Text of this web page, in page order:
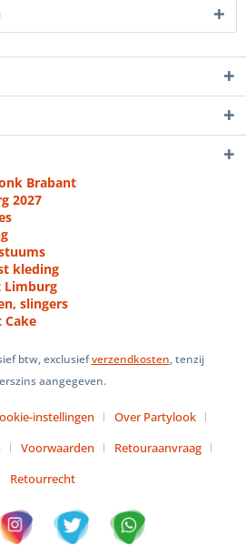
Brabant
2027
kleding
Limburg
slingers
Cake
btw, exclusiefverzendkosten, tenzij
aangegeven.
instellingen
Over Partylook
Voorwaarden
Retouraanvraag
Retourrecht